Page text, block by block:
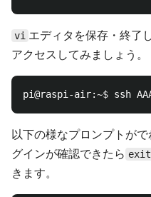
vi エディタを保存・終了
アクセスしてみましょう。
pi@raspi-air:~$
以下の様なプロンプトが
グインが確認できたら exit
きます。